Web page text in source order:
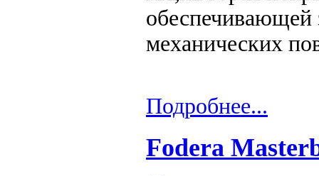
обеспечивающей
механических
Подробнее...
Fodera